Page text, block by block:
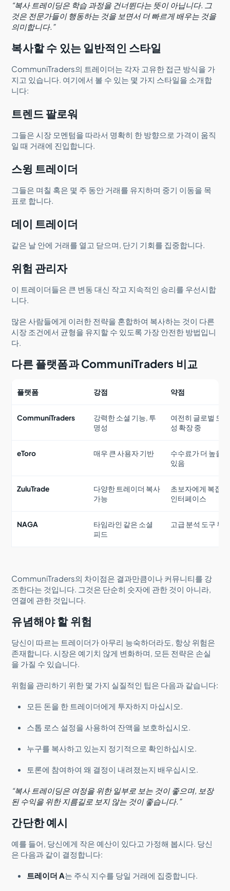
“복사 트레이딩은 학습 과정을 건너뛴다는 뜻이 아닙니다. 그
것은 전문가들이 행동하는 것을 보면서 더 빠르게 배우는 것을
의미합니다.”
복사할 수 있는 일반적인 스타일
CommuniTraders의 트레이더는 각자 고유한 접근 방식을 가
지고 있습니다. 여기에서 볼 수 있는 몇 가지 스타일을 소개합
니다:
트렌드 팔로워
그들은 시장 모멘텀을 따라서 명확히 한 방향으로 가격이 움직
일 때 거래에 진입합니다.
스윙 트레이더
그들은 며칠 혹은 몇 주 동안 거래를 유지하며 중기 이동을 목
표로 합니다.
데이 트레이더
같은 날 안에 거래를 열고 닫으며, 단기 기회를 집중합니다.
위험 관리자
이 트레이더들은 큰 변동 대신 작고 지속적인 승리를 우선시합
니다.
많은 사람들에게 이러한 전략을 혼합하여 복사하는 것이 다른
시장 조건에서 균형을 유지할 수 있도록 가장 안전한 방법입니
다.
다른 플랫폼과 CommuniTraders 비교
플랫폼 강점 약점
CommuniTraders
강력한 소셜 기능, 투
명성
여전히 글로벌 도달
성 확장 중
eToro 매우 큰 사용자 기반
수수료가 더 높을
있음
ZuluTrade
다양한 트레이더 복사
가능
초보자에게 복잡한
인터페이스
NAGA
타임라인 같은 소셜
피드
고급 분석 도구 부
CommuniTraders의 차이점은 결과만큼이나 커뮤니티를 강
조한다는 것입니다. 그것은 단순히 숫자에 관한 것이 아니라,
연결에 관한 것입니다.
유념해야 할 위험
당신이 따르는 트레이더가 아무리 능숙하더라도, 항상 위험은
존재합니다. 시장은 예기치 않게 변화하며, 모든 전략은 손실
을 가질 수 있습니다.
위험을 관리하기 위한 몇 가지 실질적인 팁은 다음과 같습니다:
모든 돈을 한 트레이더에게 투자하지 마십시오.
스톱 로스 설정을 사용하여 잔액을 보호하십시오.
누구를 복사하고 있는지 정기적으로 확인하십시오.
토론에 참여하여 왜 결정이 내려졌는지 배우십시오.
“복사 트레이딩은 여정을 위한 일부로 보는 것이 좋으며, 보장
된 수익을 위한 지름길로 보지 않는 것이 좋습니다.”
간단한 예시
예를 들어, 당신에게 작은 예산이 있다고 가정해 봅시다. 당신
은 다음과 같이 결정합니다:
트레이더 A는 주식 지수를 당일 거래에 집중합니다.